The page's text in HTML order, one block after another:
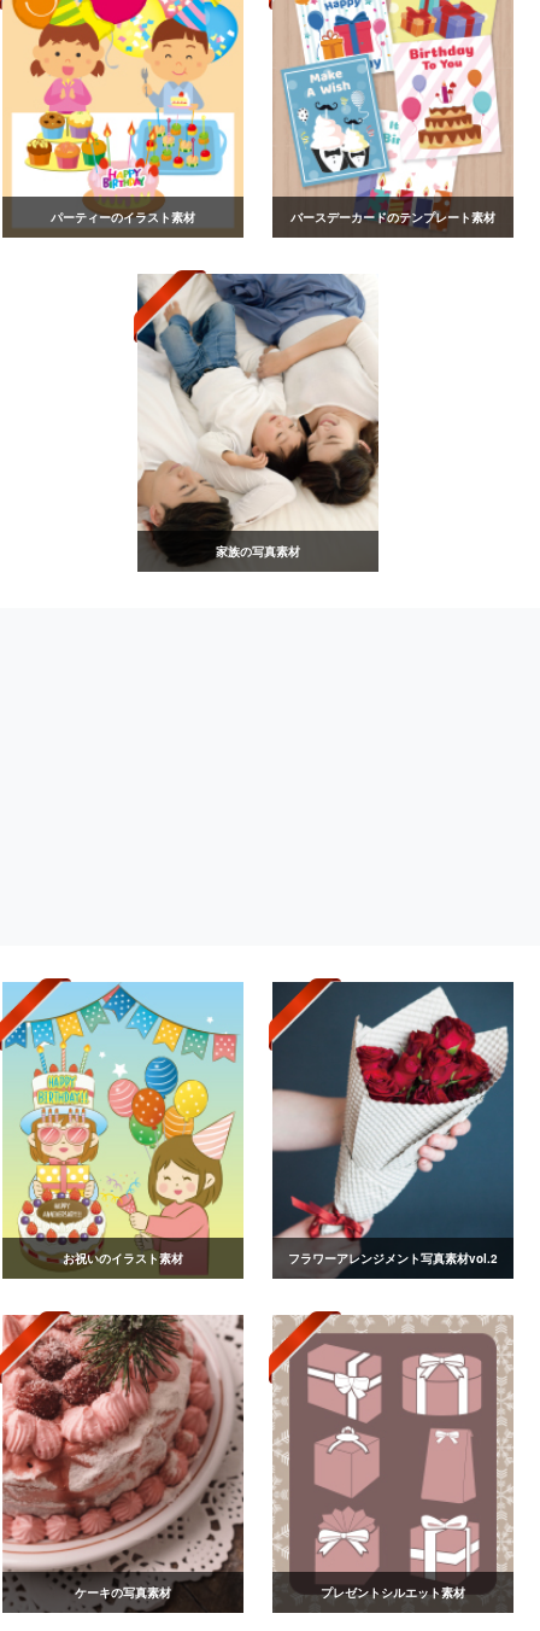
パーティーのイラスト素材 バースデーカードのテンプレート素材
家族の写真素材
お祝いのイラスト素材 フラワーアレンジメント写真素材vol.2
ケーキの写真素材 プレゼントシルエット素材